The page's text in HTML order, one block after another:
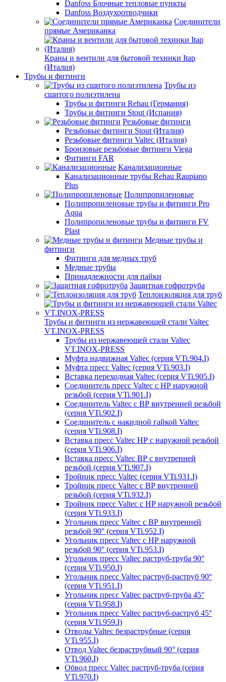
Danfoss Блочные тепловые пункты
Danfoss Воздухоотводчики
Соединители
прямые Американка
Краны и вентили для бытовой техники Itap
(Италия)
Трубы и фитинги
Трубы из
сшитого полиэтилена
Трубы и фитинги Rehau (Германия)
Трубы и фитинги Stout (Испания)
Резьбовые фитинги
Резьбовые фитинги Stout (Италия)
Резьбовые фитинги Valtec (Италия)
Бронзовые резьбовые фитинги Viega
Фитинги FAR
Канализационные
Канализационные трубы Rehau Raupiano
Plus
Полипропиленовые
Полипропиленовые трубы и фитинги Pro
Aqua
Полипропиленовые трубы и фитинги FV
Plast
Медные трубы и
фитинги
Фитинги для медных труб
Медные трубы
Принадлежности для пайки
Защитная гофротруба
Теплоизоляция для труб
Трубы и фитинги из нержавеющей стали Valtec
VT.INOX-PRESS
Трубы из нержавеющей стали Valtec
VT.INOX-PRESS
Муфта надвижная Valtec (серия VTi.904.I)
Муфта пресс Valtec (серия VTi.903.I)
Вставка переходная Valtec (серия VTi.905.I)
Соединитель пресс Valtec с НР наружной
резьбой (серия VTi.901.I)
Соединитель Valtec с ВР внутренней резьбой
(серия VTi.902.I)
Соединитель с накидной гайкой Valtec
(серия VTi.908.I)
Вставка пресс Valtec НР с наружной резьбой
(серия VTi.906.I)
Вставка пресс Valtec ВР с внутренней
резьбой (серия VTi.907.I)
Тройник пресс Valtec (серия VTi.931.I)
Тройник пресс Valtec с ВР внутренней
резьбой (серия VTi.932.I)
Тройник пресс Valtec с НР наружной резьбой
(серия VTi.933.I)
Угольник пресс Valtec с ВР внутренней
резьбой 90° (серия VTi.952.I)
Угольник пресс Valtec с НР наружной
резьбой 90° (серия VTi.953.I)
Угольник пресс Valtec раструб-труба 90°
(серия VTi.950.I)
Угольник пресс Valtec раструб-раструб 90°
(серия VTi.951.I)
Угольник пресс Valtec раструб-труба 45°
(серия VTi.958.I)
Угольник пресс Valtec раструб-раструб 45°
(серия VTi.959.I)
Отводы Valtec безраструбные (серия
VTi.955.I)
Отвод Valtec безраструбный 90° (серия
VTi.960.I)
Обвод пресс Valtec раструб-труба (серия
VTi.970.I)